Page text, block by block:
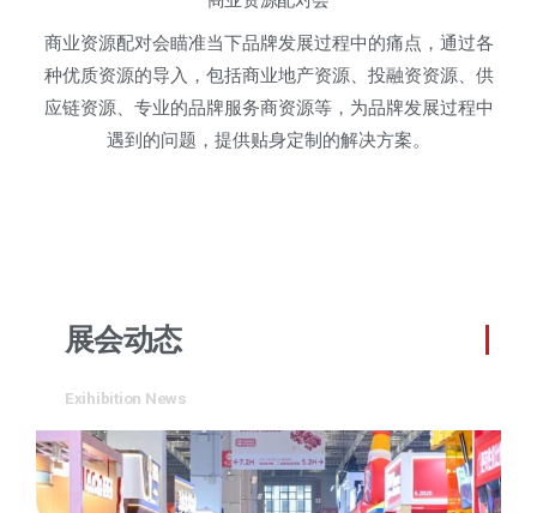
商业资源配对会瞄准当下品牌发展过程中的痛点，通过各
种优质资源的导入，包括商业地产资源、投融资资源、供
应链资源、专业的品牌服务商资源等，为品牌发展过程中
遇到的问题，提供贴身定制的解决方案。
展会动态
Exihibition News